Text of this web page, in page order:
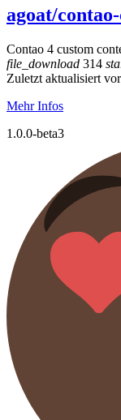
agoat/
Contao 4 custom
file_download 314
Zuletzt aktualisiert
Mehr Infos
1.0.0-beta3